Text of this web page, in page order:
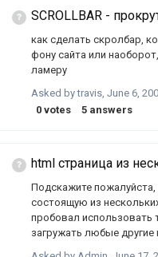
SCROLLBAR -
как сделать скролбар,
фону сайта или
ламеру
Asked bytravis, June 6,
0 votes 5 answers
html страница из
Подскажите
состоящую из
пробовал использовать
загружать любые